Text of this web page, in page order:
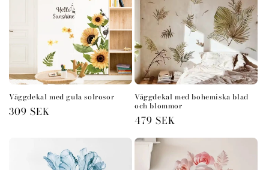
Väggdekal med gula solrosor
Ordinarie
309 SEK
Väggdekal med bohemiska blad
och blommor
Ordinarie
pris
479 SEK